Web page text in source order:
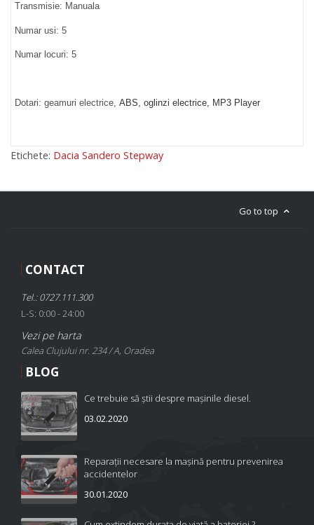
Transmisie: Manuala
Numar usi: 5
Numar locuri: 5
Dotari: geamuri electrice, ABS, oglinzi electrice, MP3 Player
Etichete: Dacia Sandero Stepway
Go to top
CONTACT
Tel.: 0727.111.300
L-S: 0:00 - 24:00
Vezi pe harta
Calea Clujului nr. 234 / A, Oradea
BLOG
Ce trebuie să știi despre mașinile diesel.
03.02.2020
Reparații necesare la mașină pentru prevenirea
accidentelor
30.01.2020